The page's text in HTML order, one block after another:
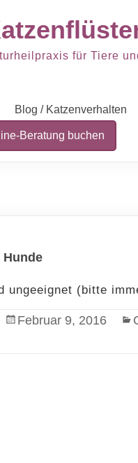
für Tiere
Blog / Katzenverhalten
Beratung buchen
ungeeignet (bitte
Februar 9, 2016